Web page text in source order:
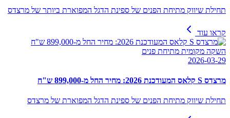
תחילת שיווק מתיחת הפנים של ספינת הדגל המפוארת ביותר של מרצדס
קראו עוד
השקה מקומית מתיחת פנים
2026-03-29
מרצדס S קלאס המעודכנת 2026: מחיר החל מ-899,000 ש"ח
תחילת שיווק מתיחת הפנים של ספינת הדגל המפוארת של מרצדס